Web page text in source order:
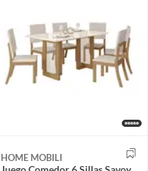
HOME MOBILI